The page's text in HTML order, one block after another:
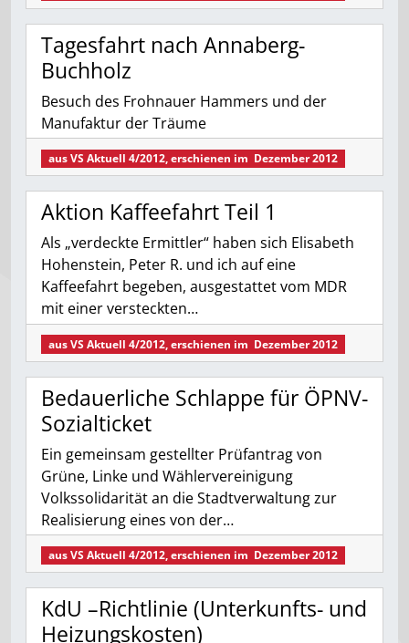
Tagesfahrt nach Annaberg-
Buchholz
Besuch des Frohnauer Hammers und der
Manufaktur der Träume
ausVS Aktuell 4/2012, erschienen im Dezember 2012
Aktion Kaffeefahrt Teil 1
Als „verdeckte Ermittler“ haben sich Elisabeth
Hohenstein, Peter R. und ich auf eine
Kaffeefahrt begeben, ausgestattet vom MDR
mit einer versteckten…
ausVS Aktuell 4/2012, erschienen im Dezember 2012
Bedauerliche Schlappe für ÖPNV-
Sozialticket
Ein gemeinsam gestellter Prüfantrag von
Grüne, Linke und Wählervereinigung
Volkssolidarität an die Stadtverwaltung zur
Realisierung eines von der…
ausVS Aktuell 4/2012, erschienen im Dezember 2012
KdU –Richtlinie (Unterkunfts- und
Heizungskosten)